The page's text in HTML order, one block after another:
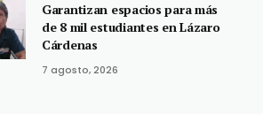
Garantizan espacios para más
de 8 mil estudiantes en Lázaro
Cárdenas
7 agosto, 2026